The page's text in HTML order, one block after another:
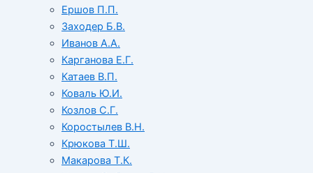
Ершов П.П.
Заходер Б.В.
Иванов А.А.
Карганова Е.Г.
Катаев В.П.
Коваль Ю.И.
Козлов С.Г.
Коростылев В.Н.
Крюкова Т.Ш.
Макарова Т.К.